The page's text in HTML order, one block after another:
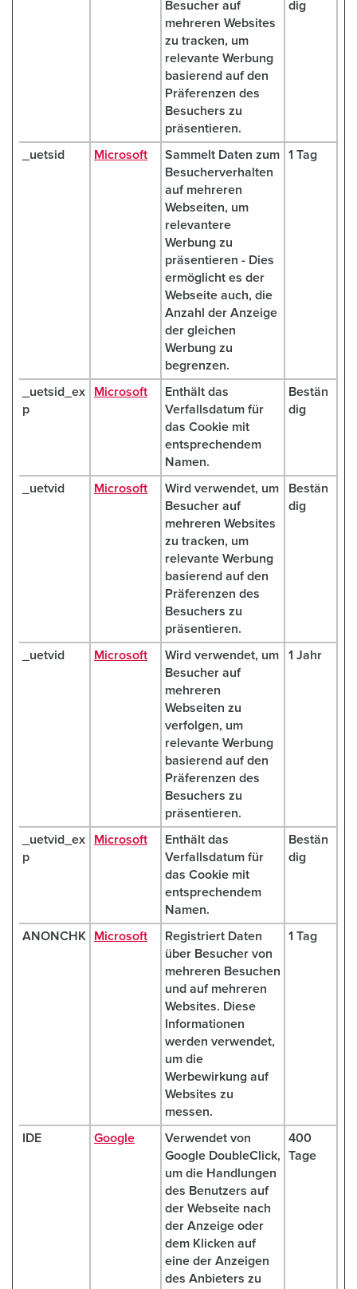
Besucher auf
mehreren Websites
zu tracken, um
relevante Werbung
basierend auf den
Präferenzen des
Besuchers zu
präsentieren.
dig
_uetsid Microsoft
Sammelt Daten zum
Besucherverhalten
auf mehreren
Webseiten, um
relevantere
Werbung zu
präsentieren - Dies
ermöglicht es der
Webseite auch, die
Anzahl der Anzeige
der gleichen
Werbung zu
begrenzen.
1 Tag
_uetsid_ex
p
Microsoft
Enthält das
Verfallsdatum für
das Cookie mit
entsprechendem
Namen.
Bestän
dig
_uetvid Microsoft
Wird verwendet, um
Besucher auf
mehreren Websites
zu tracken, um
relevante Werbung
basierend auf den
Präferenzen des
Besuchers zu
präsentieren.
Bestän
dig
_uetvid Microsoft
Wird verwendet, um
Besucher auf
mehreren
Webseiten zu
verfolgen, um
relevante Werbung
basierend auf den
Präferenzen des
Besuchers zu
präsentieren.
1 Jahr
_uetvid_ex
p
Microsoft
Enthält das
Verfallsdatum für
das Cookie mit
entsprechendem
Namen.
Bestän
dig
ANONCHK Microsoft
Registriert Daten
über Besucher von
mehreren Besuchen
und auf mehreren
Websites. Diese
Informationen
werden verwendet,
um die
Werbewirkung auf
Websites zu
messen.
1 Tag
IDE Google
Verwendet von
Google DoubleClick,
um die Handlungen
des Benutzers auf
der Webseite nach
der Anzeige oder
dem Klicken auf
eine der Anzeigen
des Anbieters zu
400
Tage